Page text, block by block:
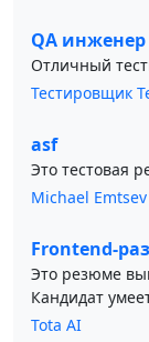
QA инженер
Отличный
Тестировщик
asf
Это тестовая
Michael Emtsev
Frontend-
Это резюме
Кандидат
Tota AI